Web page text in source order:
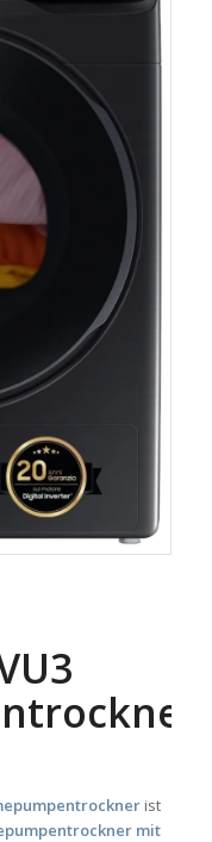
ist
mit